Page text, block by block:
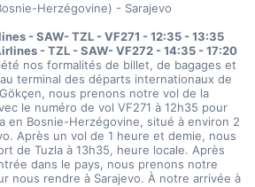
Herzégovine) - Sarajevo
- SAW- TZL - VF271 - 12:35 - 13:35
- TZL - SAW- VF272 - 14:35 - 17:20
nos formalités de billet, de bagages et
terminal des départs internationaux de
nous prenons notre vol de la
le numéro de vol VF271 à 12h35 pour
en Bosnie-Herzégovine, situé à environ 2
Après un vol de 1 heure et demie, nous
de Tuzla à 13h35, heure locale. Après
dans le pays, nous prenons notre
nous rendre à Sarajevo. À notre arrivée à